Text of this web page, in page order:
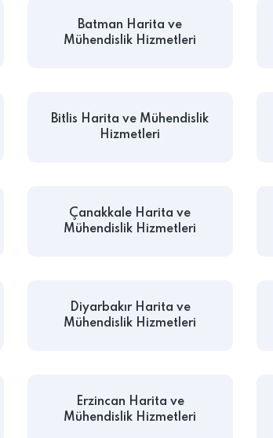
Batman Harita ve
Mühendislik Hizmetleri
Bitlis Harita ve Mühendislik
Hizmetleri
Çanakkale Harita ve
Mühendislik Hizmetleri
Diyarbakır Harita ve
Mühendislik Hizmetleri
Erzincan Harita ve
Mühendislik Hizmetleri